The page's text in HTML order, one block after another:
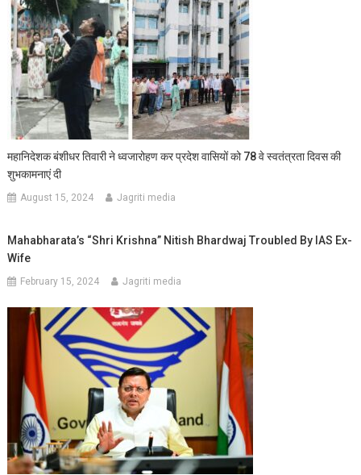
महानिदेशक बंशीधर तिवारी ने ध्वजारोहण कर प्रदेश वासियों को 78 वे स्वतंत्रता दिवस की
शुभकामनाएं दी
August 15, 2024 Jagriti media
Mahabharata’s “Shri Krishna” Nitish Bhardwaj Troubled By IAS Ex-
Wife
February 15, 2024 Jagriti media